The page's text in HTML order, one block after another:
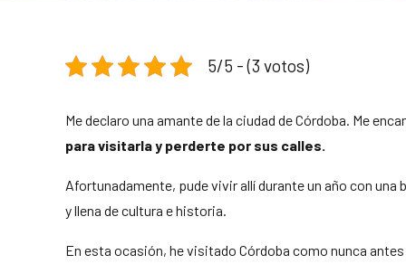
5/5 - (3 votos)
Me declaro una amante de la ciudad de Córdoba. Me
para visitarla y perderte por sus calles.
Afortunadamente, pude vivir allí durante un año con una
y llena de cultura e historia.
En esta ocasión, he visitado Córdoba como nunca